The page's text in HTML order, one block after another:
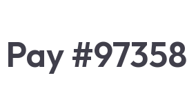
Pay #97358